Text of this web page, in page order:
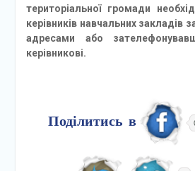
територіальної громади
керівників навчальних закладів
адресами або
керівникові.
Поділитись в